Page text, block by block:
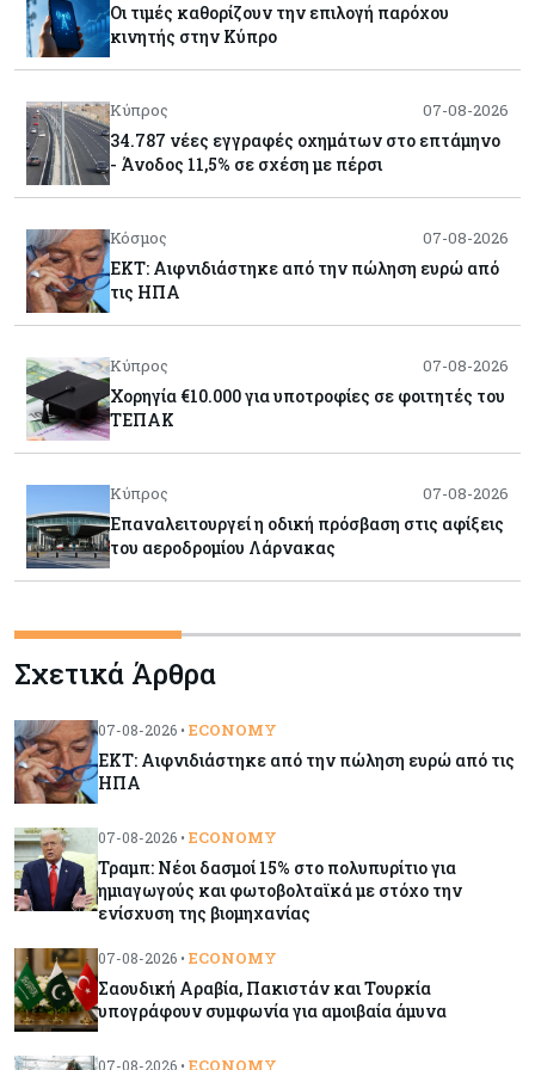
Οι τιμές καθορίζουν την επιλογή παρόχου
κινητής στην Κύπρο
Κύπρος 07-08-2026
34.787 νέες εγγραφές οχημάτων στο επτάμηνο
- Άνοδος 11,5% σε σχέση με πέρσι
Κόσμος 07-08-2026
ΕΚΤ: Αιφνιδιάστηκε από την πώληση ευρώ από
τις ΗΠΑ
Κύπρος 07-08-2026
Χορηγία €10.000 για υποτροφίες σε φοιτητές του
ΤΕΠΑΚ
Κύπρος 07-08-2026
Επαναλειτουργεί η οδική πρόσβαση στις αφίξεις
του αεροδρομίου Λάρνακας
από τον Ιανουάριο – Μια ανάσα από τα $4.300
Κύπρος 07-08-2026
Συντεχνία της Cyta ζητά να ανακληθεί
Κόσμος 07-08-2026
Τραμπ: Νέοι δασμοί 15% στο πολυπυρίτιο για
ημιαγωγούς και φωτοβολταϊκά με στόχο την
ενίσχυση της βιομηχανίας
Κύπρος 07-08-2026
Σχετικά Άρθρα
07-08-2026 • ECONOMY
ΕΚΤ: Αιφνιδιάστηκε από την πώληση ευρώ από τις
ΗΠΑ
07-08-2026 • ECONOMY
Τραμπ: Νέοι δασμοί 15% στο πολυπυρίτιο για
ημιαγωγούς και φωτοβολταϊκά με στόχο την
ενίσχυση της βιομηχανίας
07-08-2026 • ECONOMY
Σαουδική Αραβία, Πακιστάν και Τουρκία
υπογράφουν συμφωνία για αμοιβαία άμυνα
07-08-2026 • ECONOMY